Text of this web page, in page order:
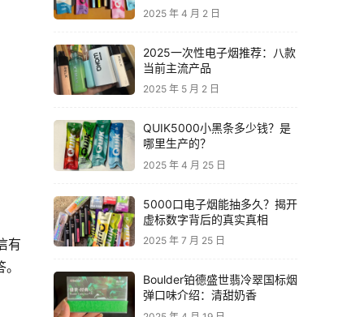
有
2025 年 4 月 2 日
2025一次性电子烟推荐：八款
当前主流产品
2025 年 5 月 2 日
QUIK5000小黑条多少钱？是
哪里生产的？
2025 年 4 月 25 日
5000口电子烟能抽多久？揭开
虚标数字背后的真实真相
2025 年 7 月 25 日
Boulder铂德盛世翡冷翠国标烟
弹口味介绍：清甜奶香